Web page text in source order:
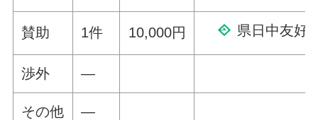
賛助 1件 10,000円 県日中友好
渉外 —
その他 —